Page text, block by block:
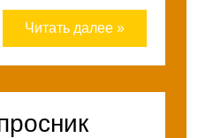
Читать далее »